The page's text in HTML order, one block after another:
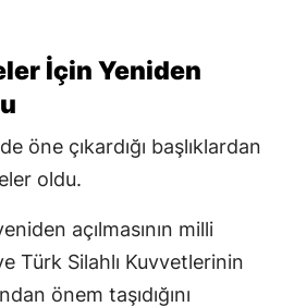
İçin Yeniden
öne çıkardığı başlıklardan
oldu.
açılmasının milli
Türk Silahlı Kuvvetlerinin
önem taşıdığını